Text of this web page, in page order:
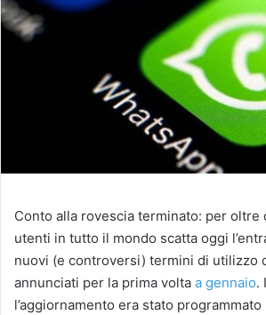
Conto alla rovescia terminato: per oltre
utenti in tutto il mondo scatta oggi
nuovi (e controversi) termini di utilizzo
annunciati per la prima volta a gennaio.
l’aggiornamento era stato programmato